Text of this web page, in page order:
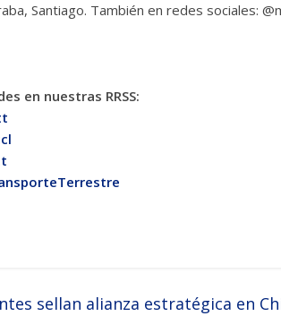
Santiago. También en redes sociales:
en nuestras RRSS:
sellan alianza estratégica en